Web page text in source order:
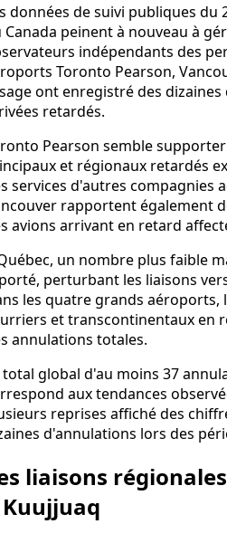
données de suivi publiques
Canada peinent à nouveau à
indépendants des
Toronto Pearson,
ont enregistré des
retardés.
Pearson semble
et régionaux retardés
services d'autres compagnies
rapportent également
avions arrivant en retard
un nombre plus faible
perturbant les liaisons
les quatre grands
et transcontinentaux en
annulations totales.
total global d'au moins 37
aux tendances
reprises affiché des
d'annulations lors des
liaisons